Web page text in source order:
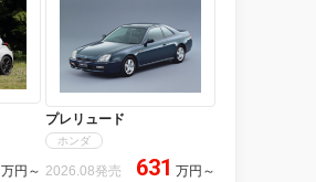
万円 ～
プレリュード
ホンダ
2026.08発売 631 万円 ～